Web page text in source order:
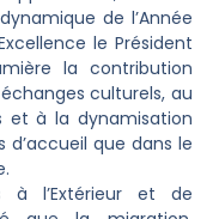
de l’Année
le Président
la contribution
culturels, au
et à la dynamisation
que dans le
à l’Extérieur et de